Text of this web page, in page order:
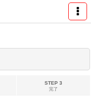
STEP 3
完了